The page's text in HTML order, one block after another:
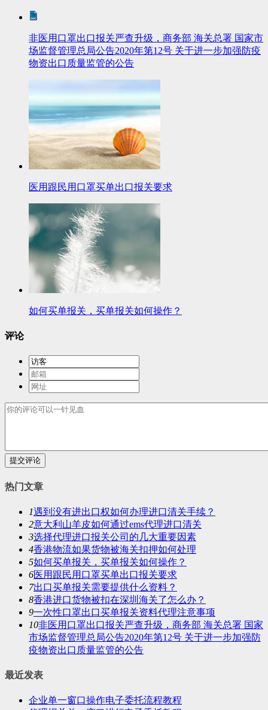
非医用口罩出口报关严查升级，商务部 海关总署 国家市
场监督管理总局公告2020年第12号 关于进一步加强防疫
物资出口质量监管的公告
医用跟民用口罩买单出口报关要求
如何买单报关，买单报关如何操作？
评论
提交评论
热门文章
1遇到没有进出口权如何办理进口清关手续？
2意大利山羊皮如何通过ems代理进口清关
3选择代理进口报关公司的几大重要因素
4香港物流如果货物被海关扣押如何处理
5如何买单报关，买单报关如何操作？
6医用跟民用口罩买单出口报关要求
7出口买单报关需要提供什么资料？
8香港进口货物被扣在深圳海关了怎么办？
9一次性口罩出口买单报关资料代理注意事项
10非医用口罩出口报关严查升级，商务部 海关总署 国家
市场监督管理总局公告2020年第12号 关于进一步加强防
疫物资出口质量监管的公告
最近发表
企业单一窗口操作电子委托流程教程